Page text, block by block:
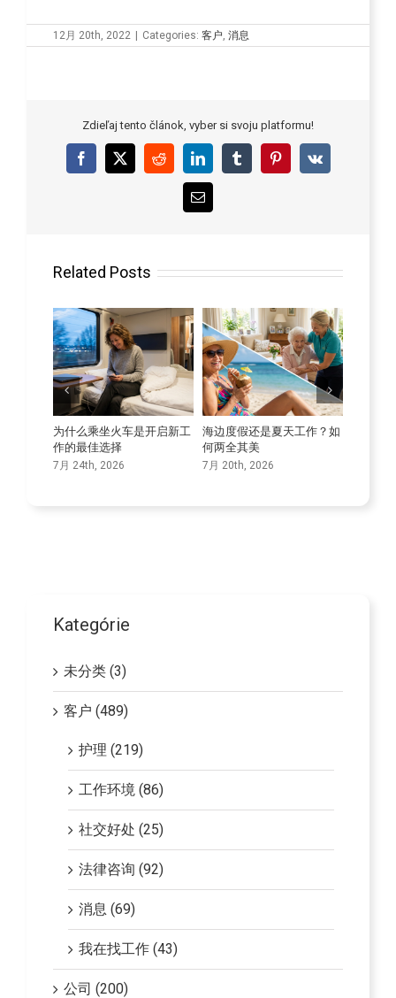
12月 20th, 2022 | Categories: 客户 消息
Zdieľaj tento článok, vyber si svoju platformu!
Facebook
X RedditLinkedInTumblrPinterest
Vk
Email
Related Posts
为什么乘坐火车是开启新工
作的最佳选择
7月 24th, 2026
海边度假还是夏天工作？如
何两全其美
7月 20th, 2026
Kategórie
未分类 (3)
客户 (489)
护理 (219)
工作环境 (86)
社交好处 (25)
法律咨询 (92)
消息 (69)
我在找工作 (43)
公司 (200)